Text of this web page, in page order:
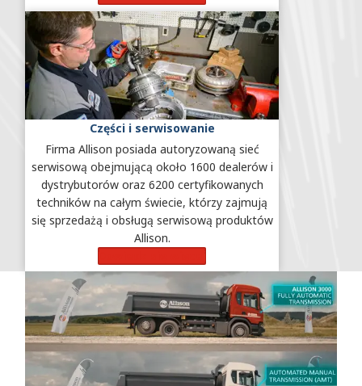
Części i serwisowanie
Firma Allison posiada autoryzowaną sieć
serwisową obejmującą około 1600 dealerów i
dystrybutorów oraz 6200 certyfikowanych
techników na całym świecie, którzy zajmują
się sprzedażą i obsługą serwisową produktów
Allison.